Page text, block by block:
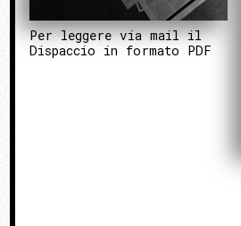
Per leggere via mail il
Dispaccio in formato PDF